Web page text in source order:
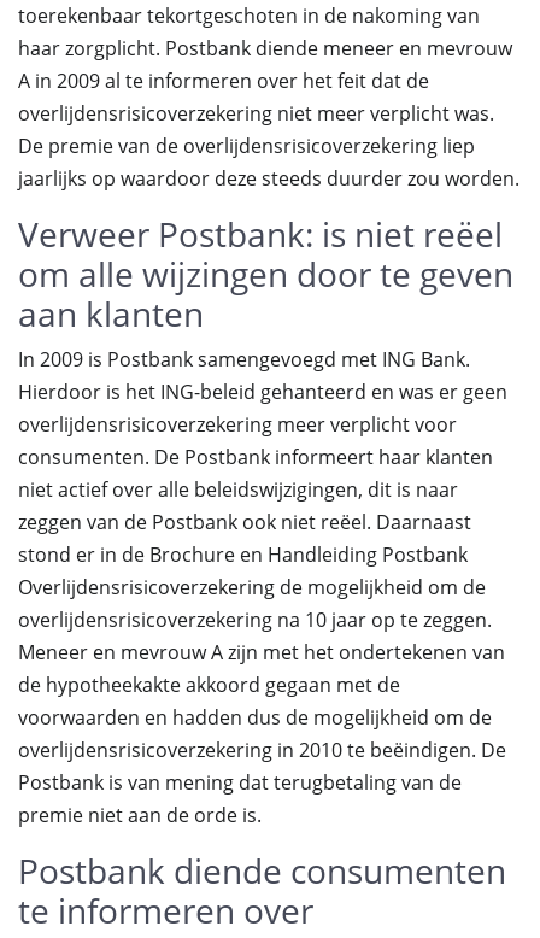
toerekenbaar tekortgeschoten in de nakoming van
haar zorgplicht. Postbank diende meneer en mevrouw
A in 2009 al te informeren over het feit dat de
overlijdensrisicoverzekering niet meer verplicht was.
De premie van de overlijdensrisicoverzekering liep
jaarlijks op waardoor deze steeds duurder zou worden.
Verweer Postbank: is niet reëel
om alle wijzingen door te geven
aan klanten
In 2009 is Postbank samengevoegd met ING Bank.
Hierdoor is het ING-beleid gehanteerd en was er geen
overlijdensrisicoverzekering meer verplicht voor
consumenten. De Postbank informeert haar klanten
niet actief over alle beleidswijzigingen, dit is naar
zeggen van de Postbank ook niet reëel. Daarnaast
stond er in de Brochure en Handleiding Postbank
Overlijdensrisicoverzekering de mogelijkheid om de
overlijdensrisicoverzekering na 10 jaar op te zeggen.
Meneer en mevrouw A zijn met het ondertekenen van
de hypotheekakte akkoord gegaan met de
voorwaarden en hadden dus de mogelijkheid om de
overlijdensrisicoverzekering in 2010 te beëindigen. De
Postbank is van mening dat terugbetaling van de
premie niet aan de orde is.
Postbank diende consumenten
te informeren over